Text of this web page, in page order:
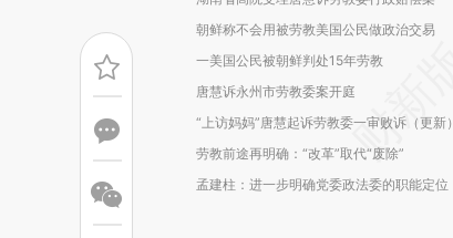
朝鲜称不会用被劳教美国公民做政治交易
一美国公民被朝鲜判处15年劳教
唐慧诉永州市劳教委案开庭
“上访妈妈”唐慧起诉劳教委一审败诉（更新）
劳教前途再明确：“改革”取代“废除”
孟建柱：进一步明确党委政法委的职能定位